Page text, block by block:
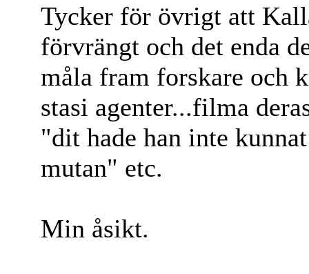
Tycker för övrigt att
förvrängt och det enda
måla fram forskare och
stasi agenter...filma
"dit hade han inte
mutan" etc.
Min åsikt.